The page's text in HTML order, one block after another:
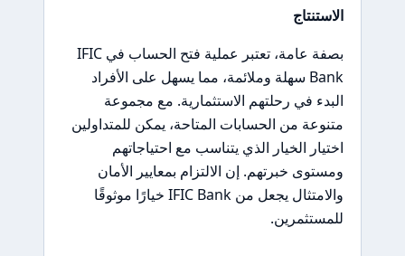
الاستنتاج
بصفة عامة، تعتبر عملية فتح الحساب في IFIC
Bank سهلة وملائمة، مما يسهل على الأفراد
البدء في رحلتهم الاستثمارية. مع مجموعة
متنوعة من الحسابات المتاحة، يمكن للمتداولين
اختيار الخيار الذي يتناسب مع احتياجاتهم
ومستوى خبرتهم. إن الالتزام بمعايير الأمان
والامتثال يجعل من IFIC Bank خيارًا موثوقًا
للمستثمرين.